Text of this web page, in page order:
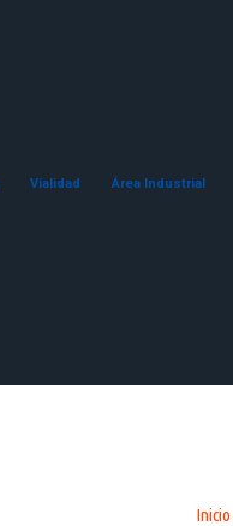
Vialidad Área Industrial
Inicio